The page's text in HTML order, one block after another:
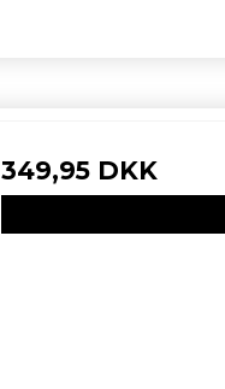
349,95 DKK